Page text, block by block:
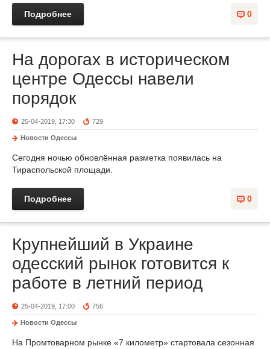
0
Подробнее
На дорогах в историческом
центре Одессы навели
порядок
25-04-2019, 17:30 729
Новости Одессы
Сегодня ночью обновлённая разметка появилась на
Тираспольской площади.
0
Подробнее
Крупнейший в Украине
одесский рынок готовится к
работе в летний период
25-04-2019, 17:00 756
Новости Одессы
На Промтоварном рынке «7 километр» стартовала сезонная